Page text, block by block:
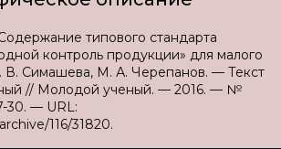
типового стандарта
контроль продукции» для малого
В. Симашева, М. А. Черепанов. — Текст
// Молодой ученый. — 2016. — №
30. — URL:
116/31820.